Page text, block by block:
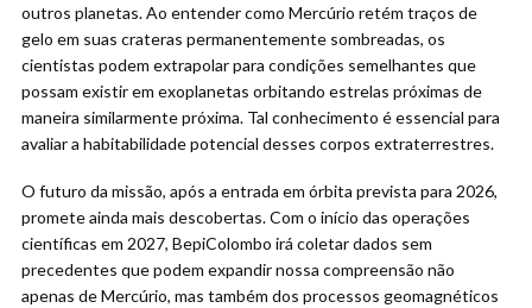
outros planetas. Ao entender como Mercúrio retém traços de
gelo em suas crateras permanentemente sombreadas, os
cientistas podem extrapolar para condições semelhantes que
possam existir em exoplanetas orbitando estrelas próximas de
maneira similarmente próxima. Tal conhecimento é essencial para
avaliar a habitabilidade potencial desses corpos extraterrestres.
O futuro da missão, após a entrada em órbita prevista para 2026,
promete ainda mais descobertas. Com o início das operações
científicas em 2027, BepiColombo irá coletar dados sem
precedentes que podem expandir nossa compreensão não
apenas de Mercúrio, mas também dos processos geomagnéticos